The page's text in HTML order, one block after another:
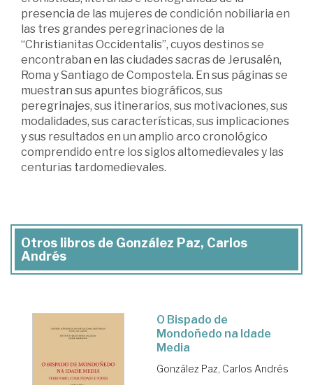
presencia de las mujeres de condición nobiliaria en
las tres grandes peregrinaciones de la
“Christianitas Occidentalis”, cuyos destinos se
encontraban en las ciudades sacras de Jerusalén,
Roma y Santiago de Compostela. En sus páginas se
muestran sus apuntes biográficos, sus
peregrinajes, sus itinerarios, sus motivaciones, sus
modalidades, sus características, sus implicaciones
y sus resultados en un amplio arco cronológico
comprendido entre los siglos altomedievales y las
centurias tardomedievales.
Otros libros de González Paz, Carlos
Andrés
O Bispado de
Mondoñedo na Idade
Media
González Paz, Carlos Andrés